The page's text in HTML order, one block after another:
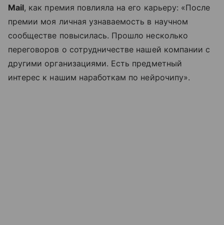
Mail, как премия повлияла на его карьеру: «После
премии моя личная узнаваемость в научном
сообществе повысилась. Прошло несколько
переговоров о сотрудничестве нашей компании с
другими организациями. Есть предметный
интерес к нашим наработкам по нейрочипу».